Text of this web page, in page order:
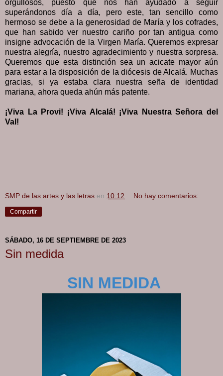
orgullosos, puesto que nos han ayudado a seguir
superándonos día a día, pero este, tan sencillo como
hermoso se debe a la generosidad de María y los cofrades,
que han sabido ver nuestro cariño por tan antigua como
insigne advocación de la Virgen María. Queremos expresar
nuestra alegría, nuestro agradecimiento y nuestra sorpresa.
Queremos que esta distinción sea un acicate mayor aún
para estar a la disposición de la diócesis de Alcalá. Muchas
gracias, si ya estaba clara nuestra seña de identidad
mariana, ahora queda ahún más patente.
¡Viva La Provi! ¡Viva Alcalá! ¡Viva Nuestra Señora del
Val!
SMP de las artes y las letras en 10:12 No hay comentarios:
Compartir
SÁBADO, 16 DE SEPTIEMBRE DE 2023
Sin medida
SIN MEDIDA